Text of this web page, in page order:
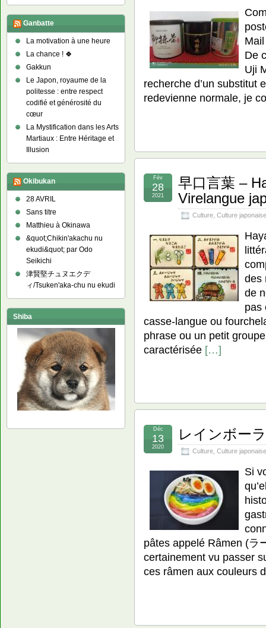
De
Uji
recherche d’un substitut
redevienne normale, je
早口言葉 –
Virelangue
Culture Culture japonaise
Fév
28
2021
des
de
pas
casse-langue ou
phrase ou un petit
caractérisée […]
レインボー
Culture Culture japonaise
Déc
13
2020
Si
pâtes appelé Râmen (ラ
certainement vu passer
ces râmen aux couleurs
Ganbatte
La motivation à une heure
La chance ! 🍀
Gakkun
Le Japon, royaume de la
politesse : entre respect
codifié et générosité du
cœur
La Mystification dans les Arts
Martiaux : Entre Héritage et
Illusion
Okibukan
28 AVRIL
Sans titre
Matthieu à Okinawa
&quot;Chikin'akachu nu
ekudi&quot; par Odo
Seikichi
津賢堅チュヌエクデ
ィ/Tsuken'aka-chu nu ekudi
Shiba